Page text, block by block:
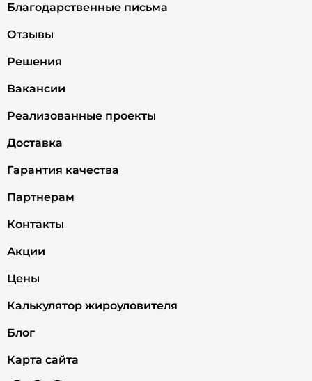
Благодарственные письма
Отзывы
Решения
Вакансии
Реализованные проекты
Доставка
Гарантия качества
Партнерам
Контакты
Акции
Цены
Калькулятор жироуловителя
Блог
Карта сайта